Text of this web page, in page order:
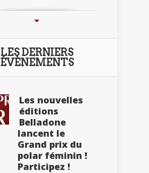
LES DERNIERS
ÉVÈNEMENTS
Les nouvelles
éditions
Belladone
lancent le
Grand prix du
polar féminin !
Participez !